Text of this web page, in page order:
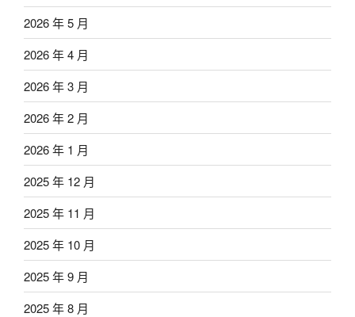
2026 年 5 月
2026 年 4 月
2026 年 3 月
2026 年 2 月
2026 年 1 月
2025 年 12 月
2025 年 11 月
2025 年 10 月
2025 年 9 月
2025 年 8 月